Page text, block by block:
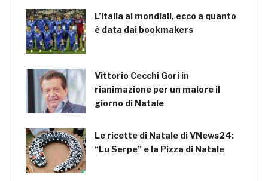
L’Italia ai mondiali, ecco a quanto
è data dai bookmakers
Vittorio Cecchi Gori in
rianimazione per un malore il
giorno di Natale
Le ricette di Natale di VNews24:
“Lu Serpe” e la Pizza di Natale